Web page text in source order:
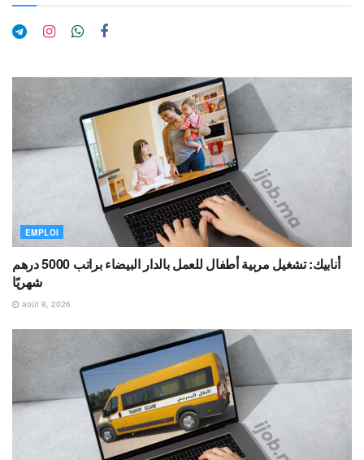
EMPLOI
أنابيك: تشغيل مربية أطفال للعمل بالدار البيضاء براتب 5000 درهم
شهريًا
août 8, 2026